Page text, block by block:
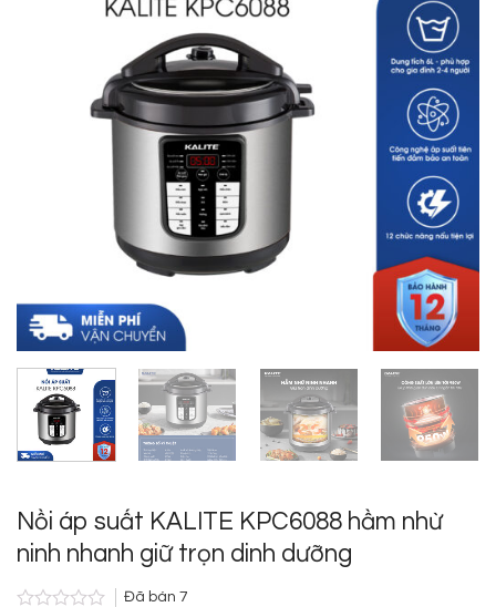
Nồi áp suất KALITE KPC6088 hầm nhừ
ninh nhanh giữ trọn dinh dưỡng
Đã bán 7